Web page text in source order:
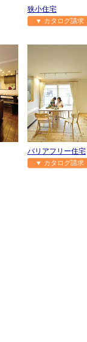
狭小住宅
▼ カタログ請
バリアフリー住宅
▼ カタログ請